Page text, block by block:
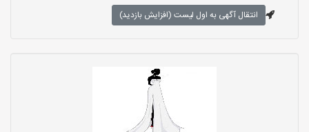
انتقال آگهی به اول لیست (افزایش بازدید)